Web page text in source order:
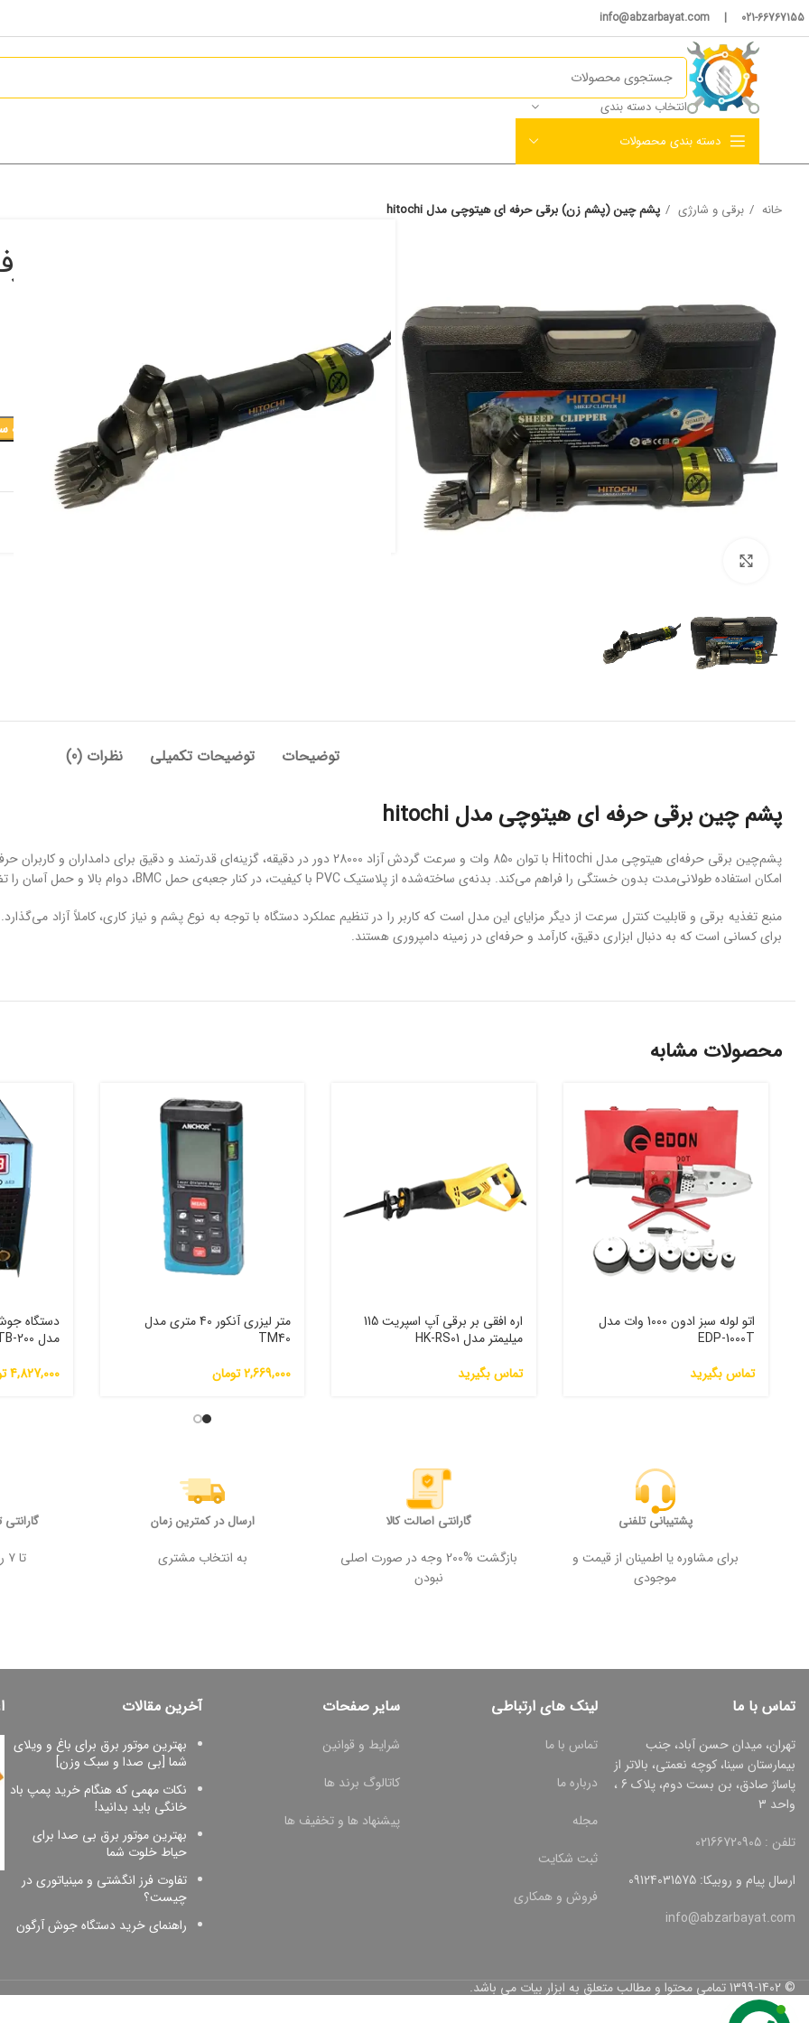
021-66767155 | info@abzarbayat.com
انتخاب دسته بندی
دسته بندی محصولات
خانه برقی و شارژی پشم چین (پشم زن) برقی حرفه ای هیتوچی مدل hitochi
پشم چین (پشم زن) برقی
10,900,000
افزودن
توضیحات توضیحات تکمیلی نظرات (0)
پشم چین برقی حرفه ای هیتوچی مدل hitochi
امکان استفاده طولانی‌مدت بدون خستگی را فراهم می‌کند. بدنه‌ی ساخته‌شده از پلاستیک PVC با کیفیت، در کنار جعبه‌ی حمل BMC، دوام بالا و حمل آسان را تضمین می‌کند.
منبع تغذیه برقی و قابلیت کنترل سرعت از دیگر مزایای این مدل است که کاربر را در تنظیم عملکرد دستگاه با توجه به نوع پشم و نیاز کاری، کاملاً آزاد
برای کسانی است که به دنبال ابزاری دقیق، کارآمد و حرفه‌ای در زمینه دامپروری هستند.
محصولات مشابه
اتو لوله سبز ادون 1000 وات مدل
EDP-1000T
تماس بگیرید
اره افقی بر برقی آپ اسپریت 115
میلیمتر مدل HK-RS01
تماس بگیرید
متر لیزری آنکور 40 متری مدل
TM40
2,669,000تومان
مدل TB-200
4,827,000
پشتیبانی تلفنی
برای مشاوره یا اطمینان از قیمت و
موجودی
گارانتی اصالت کالا
بازگشت %200 وجه در صورت اصلی
نبودن
ارسال در کمترین زمان
به انتخاب مشتری تا ۷ روز پس از خرید
تماس با ما
تهران، میدان حسن آباد، جنب
بیمارستان سینا، کوچه نعمتی، بالاتر از
پاساژ صادق، بن بست دوم، پلاک 6 ،
واحد 3
تلفن : 02166720905
ارسال پیام و روبیکا: 09124031575
info@abzarbayat.com
لینک های ارتباطی
تماس با ما
درباره ما
مجله
ثبت شکایت
فروش و همکاری
سایر صفحات
شرایط و قوانین
کاتالوگ برند ها
پیشنهاد ها و تخفیف ها
آخرین مقالات
بهترین موتور برق برای باغ و ویلای
شما [بی صدا و سبک وزن]
نکات مهمی که هنگام خرید پمپ باد
خانگی باید بدانید!
بهترین موتور برق بی صدا برای
حیاط خلوت شما
تفاوت فرز انگشتی و مینیاتوری در
چیست؟
راهنمای خرید دستگاه جوش آرگون
© 1399-1402 تمامی محتوا و مطالب متعلق به ابزار بیات می باشد.